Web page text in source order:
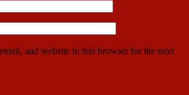
and website in this browser for the next